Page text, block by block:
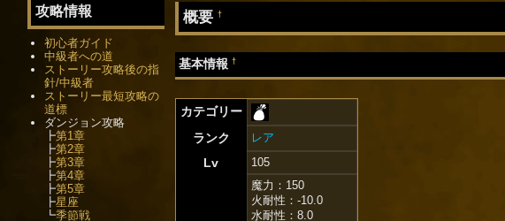
概要 †
基本情報 †
カテゴリー
ランク
レア
Lv 105
魔力：150
火耐性：-10.0
水耐性：8.0
攻略情報
初心者ガイド
中級者への道
ストーリー攻略後の指
針/中級者
ストーリー最短攻略の
道標
ダンジョン攻略
┣第1章
┣第2章
┣第3章
┣第4章
┣第5章
┣星座
┗季節戦